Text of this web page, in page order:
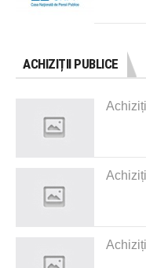
ACHIZIȚII PUBLICE